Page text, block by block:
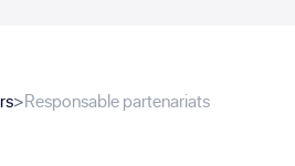
>Responsable partenariats